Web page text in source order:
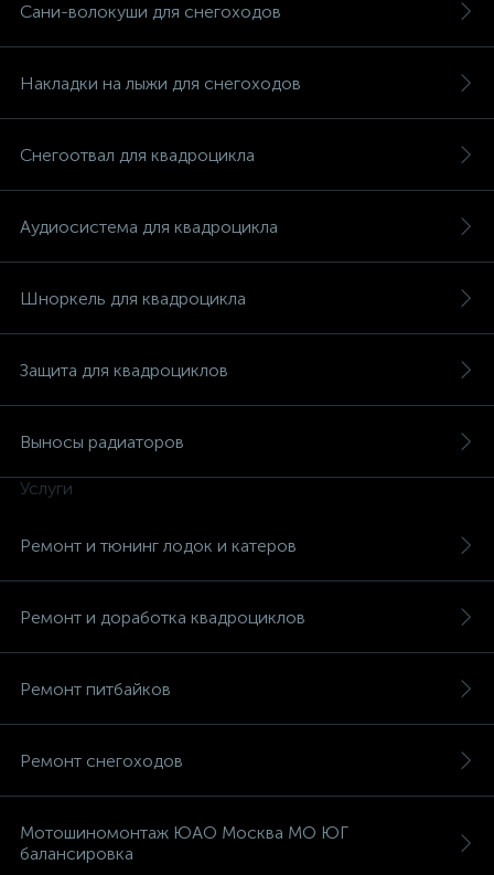
Сани-волокуши для снегоходов
Накладки на лыжи для снегоходов
Снегоотвал для квадроцикла
Аудиосистема для квадроцикла
Шноркель для квадроцикла
Защита для квадроциклов
Выносы радиаторов
Услуги
Ремонт и тюнинг лодок и катеров
Ремонт и доработка квадроциклов
Ремонт питбайков
Ремонт снегоходов
Мотошиномонтаж ЮАО Москва МО ЮГ
балансировка